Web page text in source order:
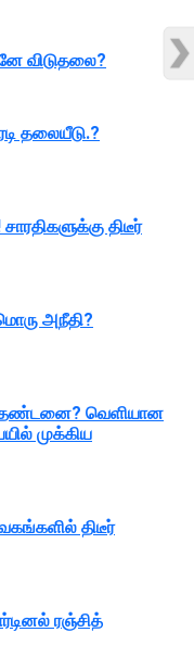
விடுதலை?
தலையீடு.?
திடீர்
அநீதி?
தண்டனை? வெளியான
முக்கிய
திடீர்
ரஞ்சித்